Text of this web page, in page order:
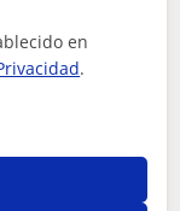
a
Farmacia en
en
.